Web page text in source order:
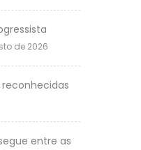
de 2026
entre as